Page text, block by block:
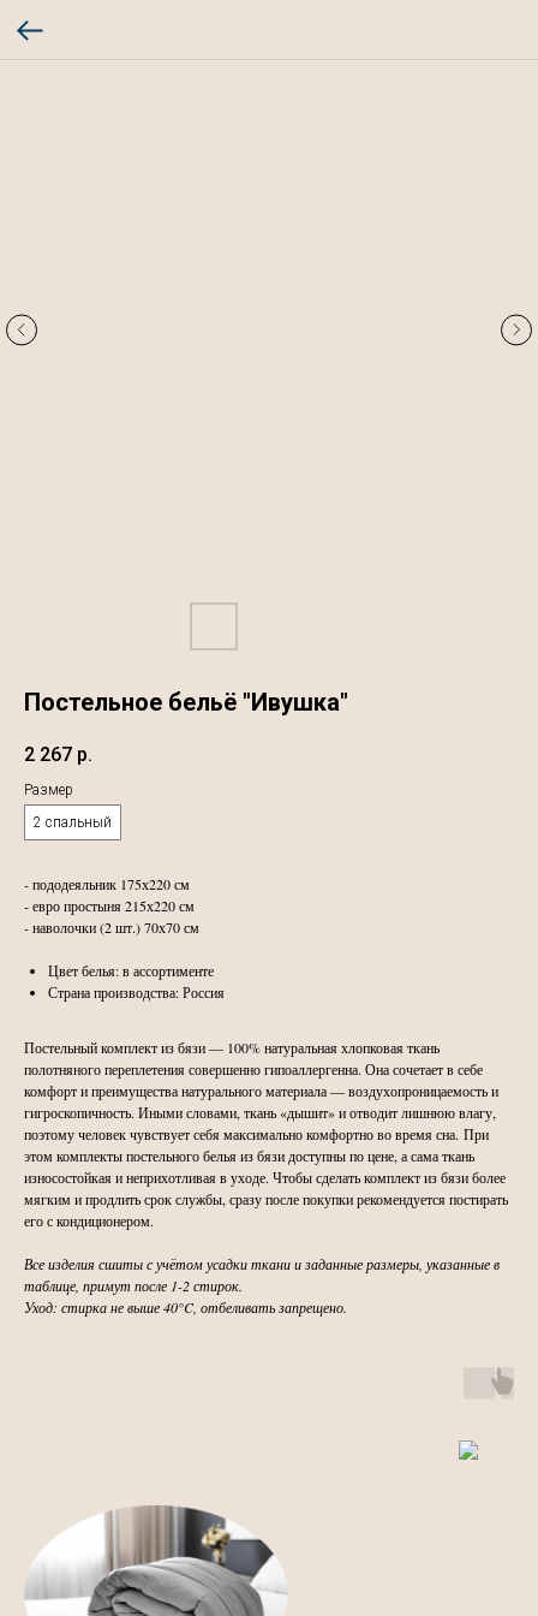
Постельное бельё "Ивушка"
2 267 р.
Размер
2 спальный
- пододеяльник 175х220 см
- евро простыня 215х220 см
- наволочки (2 шт.) 70х70 см
Цвет белья: в ассортименте
Страна производства: Россия
Постельный комплект из бязи — 100% натуральная хлопковая ткань
полотняного переплетения совершенно гипоаллергенна. Она сочетает в себе
комфорт и преимущества натурального материала — воздухопроницаемость и
гигроскопичность. Иными словами, ткань «дышит» и отводит лишнюю влагу,
поэтому человек чувствует себя максимально комфортно во время сна. При
этом комплекты постельного белья из бязи доступны по цене, а сама ткань
износостойкая и неприхотливая в уходе. Чтобы сделать комплект из бязи более
мягким и продлить срок службы, сразу после покупки рекомендуется постирать
его с кондиционером.
Все изделия сшиты с учётом усадки ткани и заданные размеры, указанные в
таблице, примут после 1-2 стирок.
Уход: стирка не выше 40°C, отбеливать запрещено.